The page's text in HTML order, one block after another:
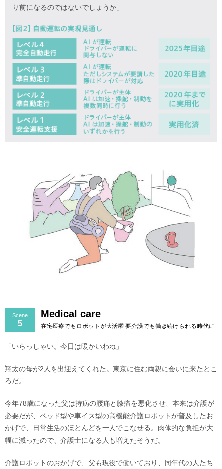
り前になるのではないでしょうか」
Scene
5
Medical care
在宅医療でもロボットが大活躍 要介護でも働き続けられる時代に
「いらっしゃい。今日は暖かいわね」
翔太の母が2人を出迎えてくれた。東京に住む両親に会いに来たとこ
ろだ。
今年78歳になった父は持病の腰痛と膝痛を悪化させ、本来は介護が
必要だが、ベッド型や車イス型の高機能介護ロボットが普及したお
かげで、日常生活のほとんどを一人でこなせる。肉体的な負担が大
幅に減ったので、介護士になる人も増えたそうだ。
介護ロボットのおかげで、父も現役で働いており、同年代の人たち